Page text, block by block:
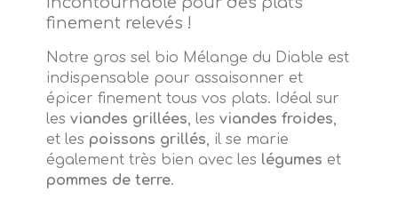
finement relevés !
Notre gros sel bio Mélange du Diable est
indispensable pour assaisonner et
épicer finement tous vos plats. Idéal sur
les viandes grillées, les viandes froides,
et les poissons grillés, il se marie
également très bien avec les légumes et
pommes de terre.